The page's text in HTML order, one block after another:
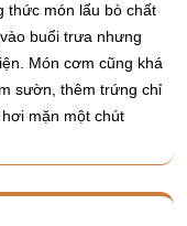
thức món lẩu bò chất
buổi trưa nhưng
Món cơm cũng khá
sườn, thêm trứng chỉ
mặn một chút